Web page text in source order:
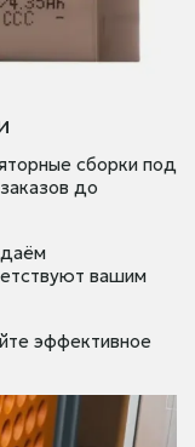
сборки под
до
вашим
эффективное